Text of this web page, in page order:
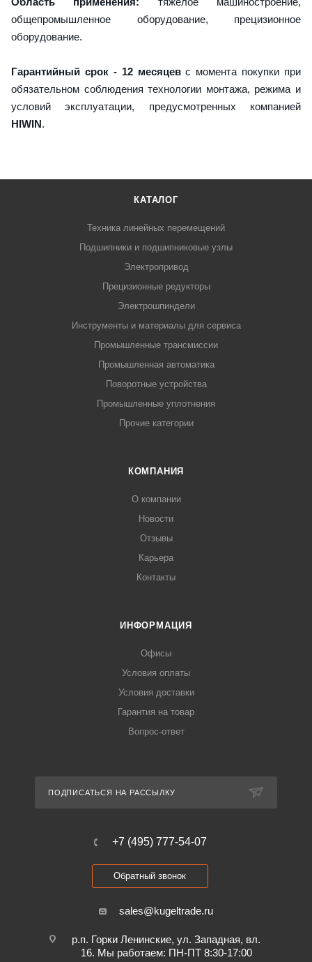
общепромышленное оборудование, прецизионное
оборудование.
Гарантийный срок - 12 месяцевс момента покупки при
обязательном соблюдения технологии монтажа, режима и
условий эксплуатации, предусмотренных компанией
HIWIN.
КАТАЛОГ
Техника линейных перемещений
Подшипники и подшипниковые узлы
Электропривод
Прецизионные редукторы
Электрошпиндели
Инструменты и материалы для сервиса
Промышленные трансмиссии
Промышленная автоматика
Поворотные устройства
Промышленные уплотнения
Прочие категории
КОМПАНИЯ
О компании
Новости
Отзывы
Карьера
Контакты
ИНФОРМАЦИЯ
Офисы
Условия оплаты
Условия доставки
Гарантия на товар
Вопрос-ответ
ПОДПИСАТЬСЯ НА РАССЫЛКУ
+7 (495) 777-54-07
Обратный звонок
sales@kugeltrade.ru
р.п. Горки Ленинские, ул. Западная, вл.
16. Мы работаем: ПН-ПТ 8:30-17:00